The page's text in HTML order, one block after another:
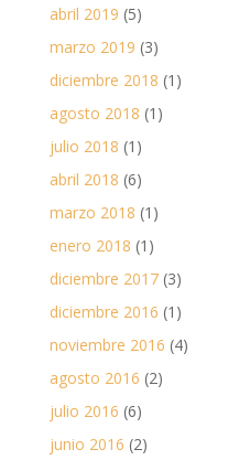
abril 2019 (5)
marzo 2019 (3)
diciembre 2018 (1)
agosto 2018 (1)
julio 2018 (1)
abril 2018 (6)
marzo 2018 (1)
enero 2018 (1)
diciembre 2017(3)
diciembre 2016 (1)
noviembre 2016 (4)
agosto 2016 (2)
julio 2016 (6)
junio 2016 (2)